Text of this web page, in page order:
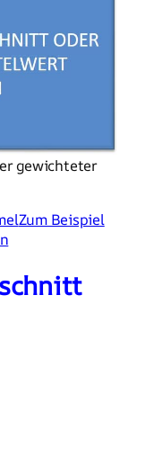
gewichteter
Zum Beispiel